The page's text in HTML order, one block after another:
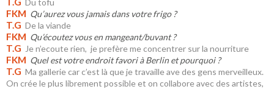
Du tofu
FKM Qu’aurez vous jamais dans votre frigo ?
T.G De la viande
FKM Qu’écoutez vous en mangeant/buvant ?
T.G Je n’ecoute rien, je prefère me concentrer sur la nourriture
FKM Quel est votre endroit favori à Berlin et pourquoi ?
T.G Ma gallerie car c’est là que je travaille ave des gens merveilleux.
On crée le plus librement possible et on collabore avec des artistes,